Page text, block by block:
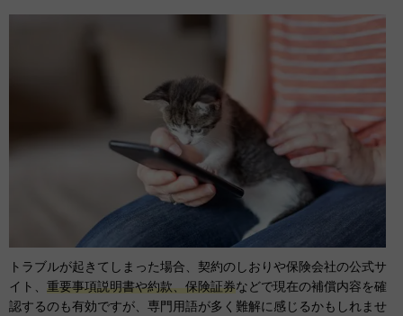
トラブルが起きてしまった場合、契約のしおりや保険会社の公式サ
イト、 重要事項説明書や約款、保険証券などで現在の補償内容を確
認するのも有効ですが、専門用語が多く難解に感じるかもしれませ